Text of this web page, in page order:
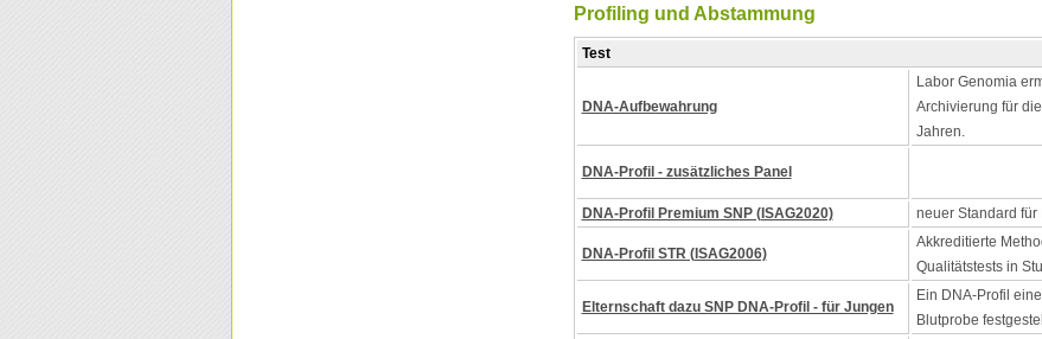
Profiling und Abstammung
Test
DNA-Aufbewahrung
Labor Genomia
Archivierung für
Jahren.
DNA-Profil - zusätzliches Panel
DNA-Profil Premium SNP (ISAG2020)
neuer Standard
DNA-Profil STR (ISAG2006)
Akkreditierte
Qualitätstests in
Elternschaft dazu SNP DNA-Profil - für Jungen
Ein DNA-Profil
Blutprobe